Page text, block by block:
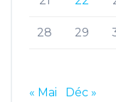
28 29
« Mai Déc »